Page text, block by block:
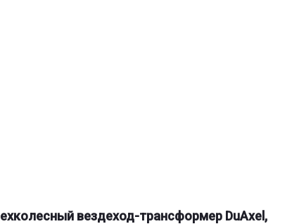
вездеход-трансформер DuAxel,